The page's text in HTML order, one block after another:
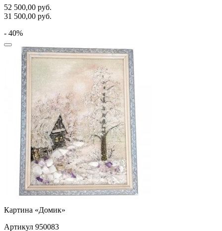
52 500,00 руб.
31 500,00 руб.
- 40%
Картина «Домик»
Артикул 950083